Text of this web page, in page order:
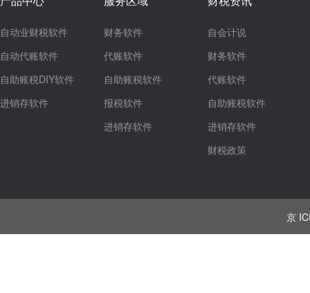
自动业财税软件
自动代账软件
自助账税DIY软件
进销存软件
财务软件
代账软件
自助账税软件
报税软件
进销存软件
自会计说
财务软件
代账软件
自助账税软件
进销存软件
财税政策
京